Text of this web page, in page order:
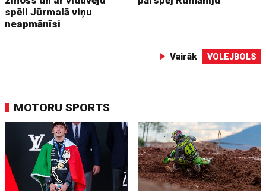
spēli Jūrmalā viņu
neapmānīsi
Vairāk VOLEJBOLS
MOTORU SPORTS